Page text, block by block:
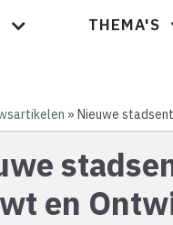
THEMA'S
Nieuwe
en